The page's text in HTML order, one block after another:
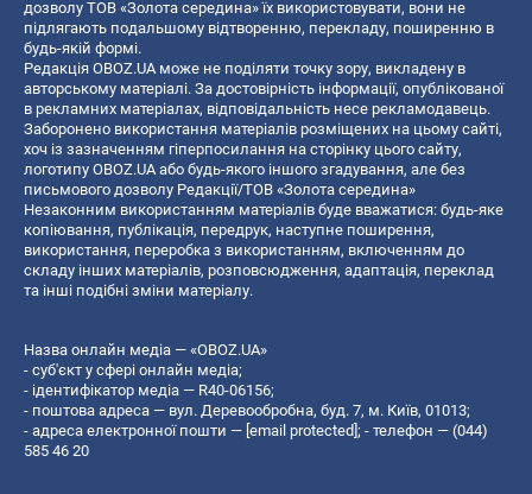
дозволу ТОВ «Золота середина» їх використовувати, вони не
підлягають подальшому відтворенню, перекладу, поширенню в
будь-якій формі.
Редакція OBOZ.UA може не поділяти точку зору, викладену в
авторському матеріалі. За достовірність інформації, опублікованої
в рекламних матеріалах, відповідальність несе рекламодавець.
Заборонено використання матеріалів розміщених на цьому сайті,
хоч із зазначенням гіперпосилання на сторінку цього сайту,
логотипу OBOZ.UA або будь-якого іншого згадування, але без
письмового дозволу Редакції/ТОВ «Золота середина»
Незаконним використанням матеріалів буде вважатися: будь-яке
копiювання, публiкацiя, передрук, наступне поширення,
використання, переробка з використанням, включенням до
складу інших матеріалів, розповсюдження, адаптація, переклад
та інші подібні зміни матеріалу.
Назва онлайн медіа — «OBOZ.UA»
- суб'єкт у сфері онлайн медіа;
- ідентифікатор медіа — R40-06156;
- поштова адреса — вул. Деревообробна, буд. 7, м. Київ, 01013;
- адреса електронної пошти — [email protected]; - телефон — (044)
585 46 20